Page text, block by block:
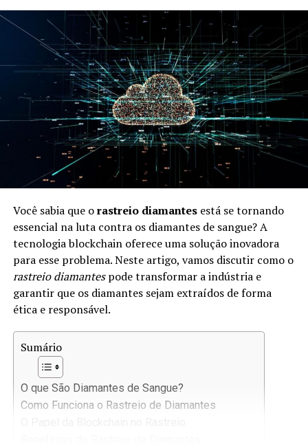
Você sabia que orastreio diamantesestá se tornando
essencial na luta contra os diamantes de sangue? A
tecnologia blockchain oferece uma solução inovadora
para esse problema. Neste artigo, vamos discutir como o
rastreio diamantespode transformar a indústria e
garantir que os diamantes sejam extraídos de forma
ética e responsável.
Sumário
O que São Diamantes de Sangue?
Como Funciona o Rastreio de Diamantes